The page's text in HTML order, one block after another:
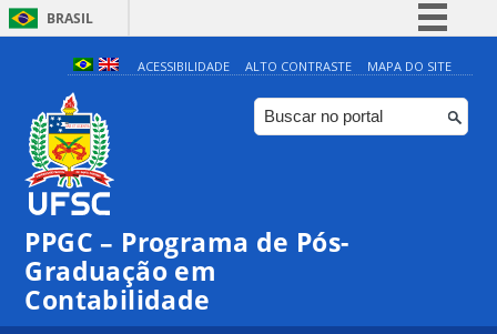
BRASIL
Simplifique!
Comunica BR
Participe
Canais
ACESSIBILIDADE ALTO CONTRASTE MAPA DO SITE
PPGC – Programa de Pós-
Graduação em
Contabilidade